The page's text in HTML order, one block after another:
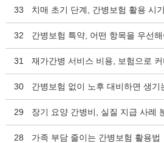
33 치매 초기 단계, 간병보험 활용 시
32 간병보험 특약, 어떤 항목을 우선
31 재가간병 서비스 비용, 보험으로
30 간병보험 없이 노후 대비하면 생기
29 장기 요양 간병비, 실질 지급 사례
28 가족 부담 줄이는 간병보험 활용법